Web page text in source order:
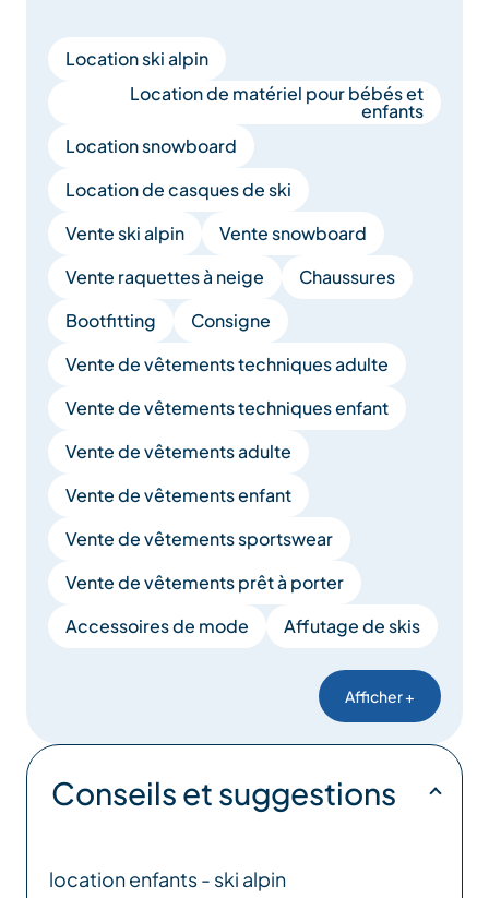
Location ski alpin
Location de matériel pour bébés et
enfants
Location snowboard
Location de casques de ski
Vente ski alpin
Vente snowboard
Vente raquettes à neige
Chaussures
Bootfitting
Consigne
Vente de vêtements techniques adulte
Vente de vêtements techniques enfant
Vente de vêtements adulte
Vente de vêtements enfant
Vente de vêtements sportswear
Vente de vêtements prêt à porter
Accessoires de mode
Affutage de skis
Afficher +
Conseils et suggestions
location enfants - ski alpin